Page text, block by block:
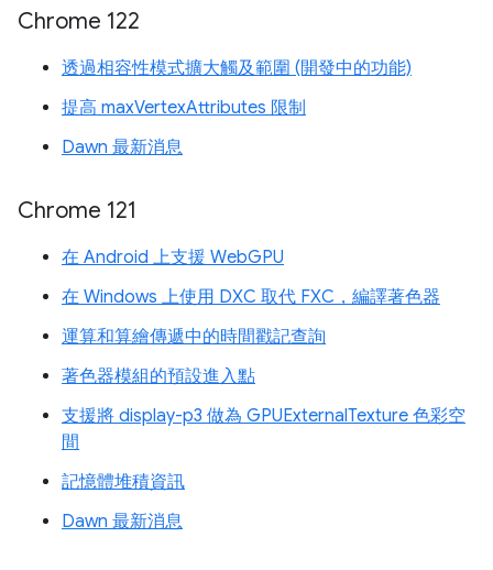
Chrome 122
透過相容性模式擴大觸及範圍 (開發中的功能)
提高 maxVertexAttributes 限制
Dawn 最新消息
Chrome 121
在 Android 上支援 WebGPU
在 Windows 上使用 DXC 取代 FXC，編譯著色器
運算和算繪傳遞中的時間戳記查詢
著色器模組的預設進入點
支援將 display-p3 做為 GPUExternalTexture 色彩空
間
記憶體堆積資訊
Dawn 最新消息